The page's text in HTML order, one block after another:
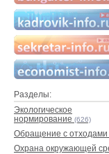
Разделы:
Экологическое
нормирование (626)
Обращение с отходами
Охрана окружающей